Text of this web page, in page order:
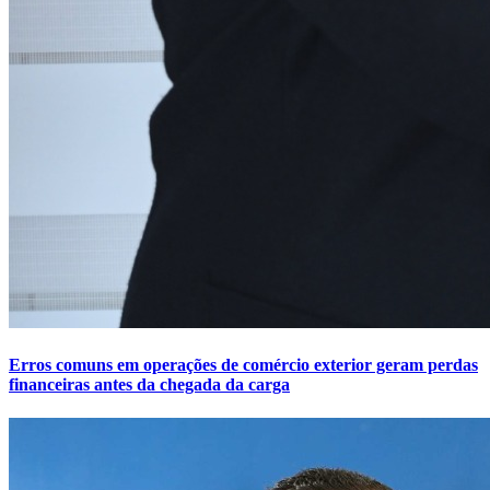
Erros comuns em operações de comércio exterior geram perdas
financeiras antes da chegada da carga